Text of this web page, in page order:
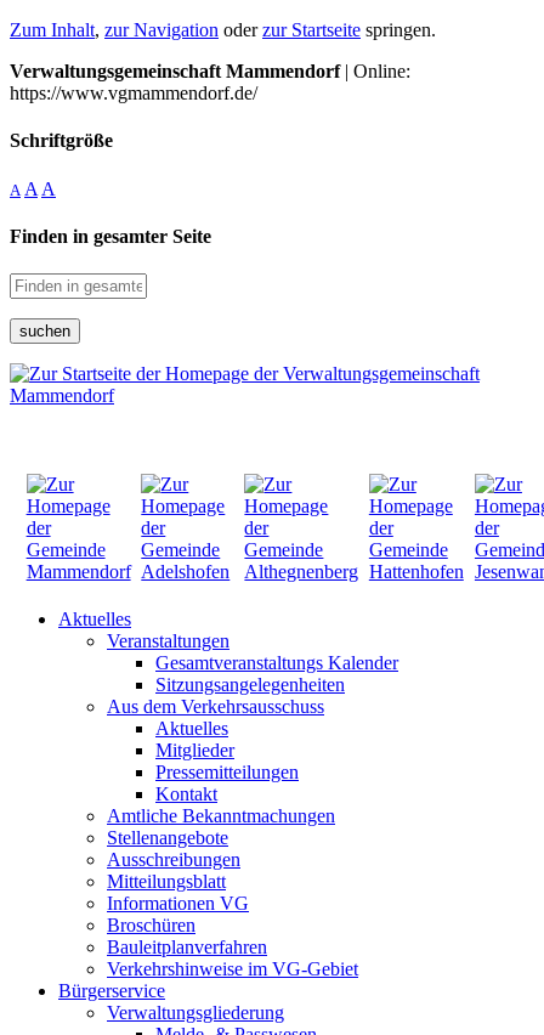
Zum Inhalt, zur Navigation oderzur Startseite springen.
Verwaltungsgemeinschaft Mammendorf| Online:
https://www.vgmammendorf.de/
Schriftgröße
A A A
Finden in gesamter Seite
suchen
Aktuelles
Veranstaltungen
Gesamtveranstaltungs Kalender
Sitzungsangelegenheiten
Aus dem Verkehrsausschuss
Aktuelles
Mitglieder
Pressemitteilungen
Kontakt
Amtliche Bekanntmachungen
Stellenangebote
Ausschreibungen
Mitteilungsblatt
Informationen VG
Broschüren
Bauleitplanverfahren
Verkehrshinweise im VG-Gebiet
Bürgerservice
Verwaltungsgliederung